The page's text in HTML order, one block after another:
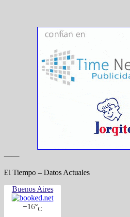
——
El Tiempo – Datos Actuales
Buenos Aires
+16°C